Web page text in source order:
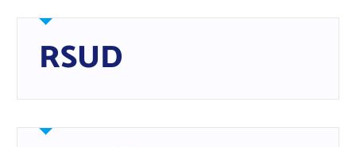
RSUD